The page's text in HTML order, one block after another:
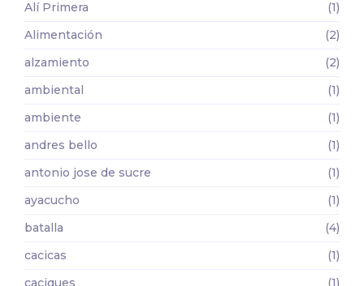
Alí Primera
(1)
Alimentación
(2)
alzamiento
(2)
ambiental
(1)
ambiente
(1)
andres bello
(1)
antonio jose de sucre
(1)
ayacucho
(1)
batalla
(4)
cacicas
(1)
caciques
(1)